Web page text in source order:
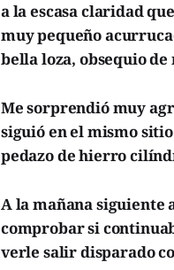
a la escasa claridad
muy pequeño
bella loza, obsequio
Me sorprendió muy
siguió en el mismo
pedazo de hierro
A la mañana siguiente
comprobar si
verle salir disparado